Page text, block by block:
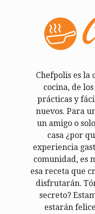
Chefpolis es la
cocina, de
prácticas y
nuevos. Para
un amigo o
casa ¿por
experiencia
comunidad, es
esa receta que
disfrutarán.
secreto?
estarán